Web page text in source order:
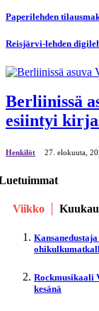
Paperilehden
Reisjärvi-lehden
Berliinissä
esiintyi
Henkilöt 27. elokuuta,
Viikko
Rockmusikaali
kesänä